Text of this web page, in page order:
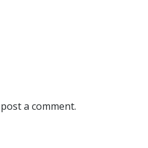
a comment.